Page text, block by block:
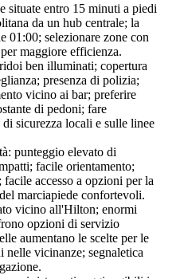
situate entro 15 minuti a piedi
da un hub centrale; la
01:00; selezionare zone con
maggiore efficienza.
ben illuminati; copertura
presenza di polizia;
vicino ai bar; preferire
di pedoni; fare
sicurezza locali e sulle linee
punteggio elevato di
facile orientamento;
accesso a opzioni per la
marciapiede confortevoli.
vicino all'Hilton; enormi
opzioni di servizio
aumentano le scelte per le
nelle vicinanze; segnaletica